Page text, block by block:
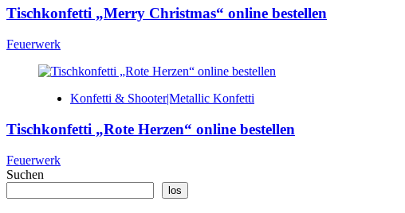
Tischkonfetti „Merry Christmas“ online bestellen
Feuerwerk
Konfetti & Shooter|Metallic Konfetti
Tischkonfetti „Rote Herzen“ online bestellen
Feuerwerk
Suchen
los